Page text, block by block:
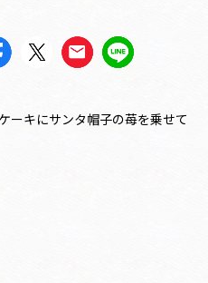
ーキにサンタ帽子の苺を乗せて